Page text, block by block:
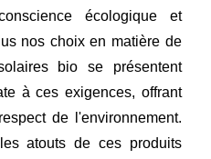
écologique et
nos choix en matière de
bio se présentent
à ces exigences, offrant
de l'environnement.
atouts de ces produits